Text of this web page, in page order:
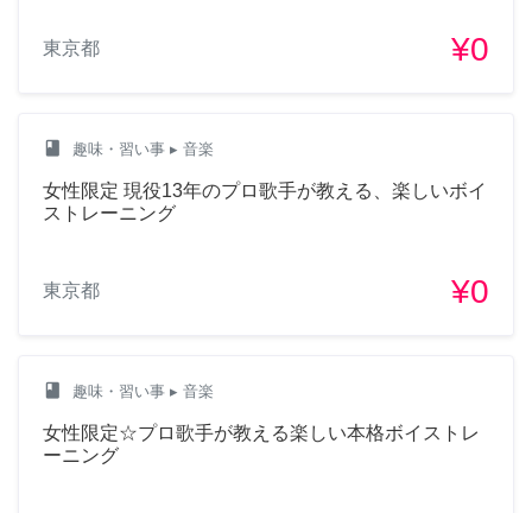
東京都 ¥0
class 趣味・習い事 ▸ 音楽
女性限定 現役13年のプロ歌手が教える、楽しいボイ
ストレーニング
東京都 ¥0
class 趣味・習い事 ▸ 音楽
女性限定☆プロ歌手が教える楽しい本格ボイストレ
ーニング